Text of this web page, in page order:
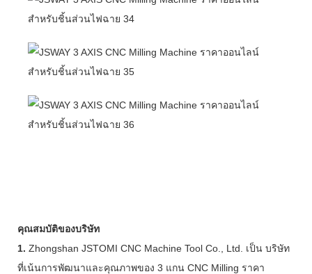
คุณสมบัติของบริษัท
1. Zhongshan JSTOMI CNC Machine Tool Co., Ltd. เป็น บริษัท
ที่เน้นการพัฒนาและคุณภาพของ 3 แกน CNC Milling ราคา